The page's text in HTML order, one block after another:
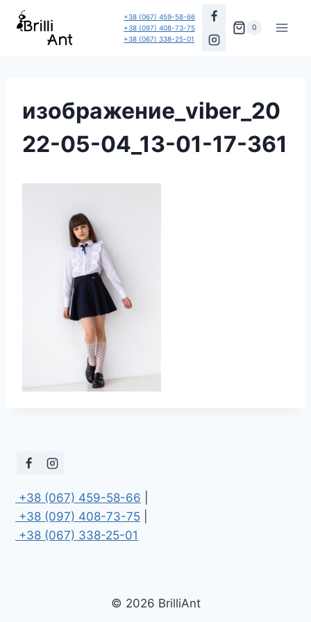
Перейти
+38 (067) 459-58-66
+38 (097) 408-73-75
+38 (067) 338-25-01
0
изображение_viber_20
22-05-04_13-01-17-361
+38 (067) 459-58-66
+38 (097) 408-73-75
+38 (067) 338-25-01
© 2026 BrilliAnt